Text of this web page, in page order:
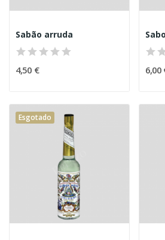
Sabão arruda
4,50 € 6,00
Esgotado